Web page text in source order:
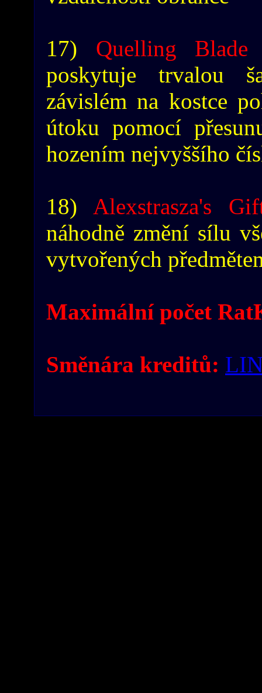
17) Quelling Blade
poskytuje trvalou
závislém na kostce
útoku pomocí
hozením nejvyššího
18) Alexstrasza's
náhodně změní sílu
vytvořených
Maximální počet
Směnára kreditů: